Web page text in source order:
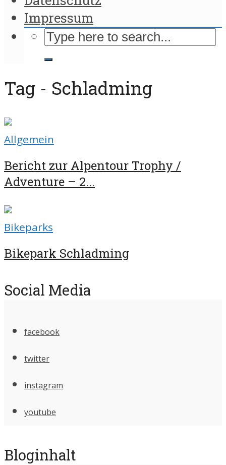
Impressum
Tag - Schladming
Allgemein
Bericht zur Alpentour Trophy /
Adventure – 2...
Bikeparks
Bikepark Schladming
Social Media
facebook
twitter
instagram
youtube
Bloginhalt